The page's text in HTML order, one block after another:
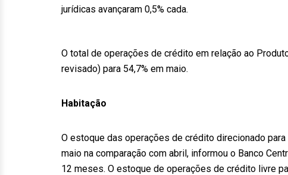
jurídicas avançaram 0,5% cada.
O total de operações de crédito em relação ao
revisado) para 54,7% em maio.
Habitação
O estoque das operações de crédito direcionado
maio na comparação com abril, informou o Banco
12 meses. O estoque de operações de crédito livre